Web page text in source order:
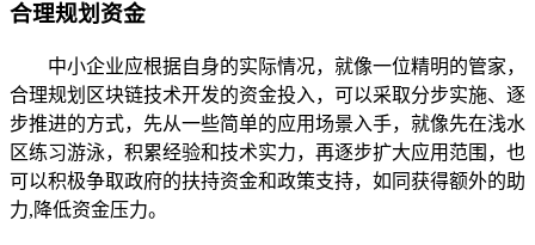
合理规划资金
中小企业应根据自身的实际情况，就像一位精明的管家，
合理规划区块链技术开发的资金投入，可以采取分步实施、逐
步推进的方式，先从一些简单的应用场景入手，就像先在浅水
区练习游泳，积累经验和技术实力，再逐步扩大应用范围，也
可以积极争取政府的扶持资金和政策支持，如同获得额外的助
力,降低资金压力。